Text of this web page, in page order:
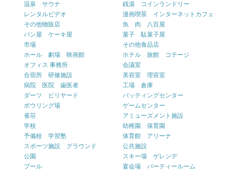
温泉 サウナ
銭湯 コインランドリー
レンタルビデオ
漫画喫茶 インターネットカフェ
その他物販店
魚 肉 八百屋
パン屋 ケーキ屋
菓子 駄菓子屋
市場
その他食品店
ホール 劇場 映画館
ホテル 旅館 コテージ
オフィス 事務所
会議室
合宿所 研修施設
美容室 理容室
病院 医院 歯医者
工場 倉庫
ダーツ ビリヤード
バッティングセンター
ボウリング場
ゲームセンター
雀荘
アミューズメント施設
学校
幼稚園 保育園
予備校 学習塾
体育館 アリーナ
スポーツ施設 グラウンド
公共施設
公園
スキー場 ゲレンデ
プール
宴会場 パーティールーム